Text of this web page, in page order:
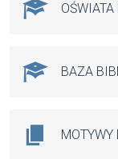
BAZA
MOTYWY